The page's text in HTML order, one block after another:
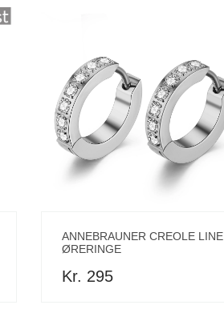
ANNEBRAUNER CREOLE LINE
ØRERINGE
Kr. 295